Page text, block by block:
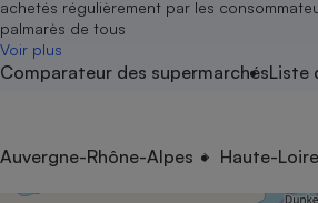
achetés régulièrement par les
palmarès de tous
Voir plus
Comparateur des supermarchésListe
Auvergne-Rhône-Alpes Haute-Loire
Brèves
Soumettre un litige
Lettres types
Rencontrer une association
Nos associations locales
Nous rejoindre
En savoir plus sur Que Choisir
?
Nos partenaires
Nous rejoindre